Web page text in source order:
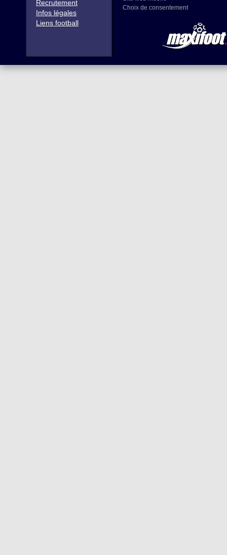
Recrutement
Infos légales
Liens football
Choix de consentement